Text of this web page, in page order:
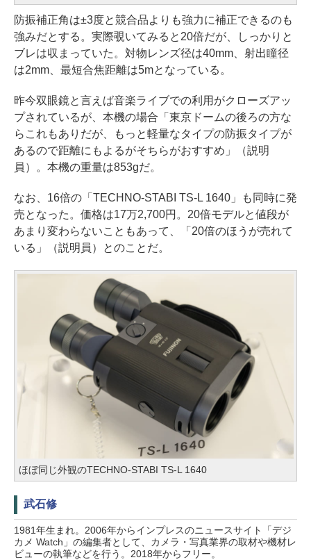
防振補正角は±3度と競合品よりも強力に補正できるのも
強みだとする。実際覗いてみると20倍だが、しっかりと
ブレは収まっていた。対物レンズ径は40mm、射出瞳径
は2mm、最短合焦距離は5mとなっている。
昨今双眼鏡と言えば音楽ライブでの利用がクローズアッ
プされているが、本機の場合「東京ドームの後ろの方な
らこれもありだが、もっと軽量なタイプの防振タイプが
あるので距離にもよるがそちらがおすすめ」（説明
員）。本機の重量は853gだ。
なお、16倍の「TECHNO-STABI TS-L 1640」も同時に発
売となった。価格は17万2,700円。20倍モデルと値段が
あまり変わらないこともあって、「20倍のほうが売れて
いる」（説明員）とのことだ。
ほぼ同じ外観のTECHNO-STABI TS-L 1640
武石修
1981年生まれ。2006年からインプレスのニュースサイト「デジ
カメ Watch」の編集者として、カメラ・写真業界の取材や機材レ
ビューの執筆などを行う。2018年からフリー。